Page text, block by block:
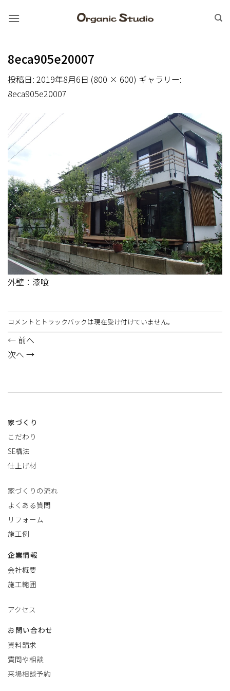
8eca905e20007
投稿日: 2019年8月6日 (800 × 600) ギャラリー:
8eca905e20007
外壁：漆喰
コメントとトラックバックは現在受け付けていません。
← 前へ
次へ →
家づくり
こだわり
SE構法
仕上げ材
家づくりの流れ
よくある質問
リフォーム
施工例
企業情報
会社概要
施工範囲
アクセス
お問い合わせ
資料請求
質問や相談
来場相談予約